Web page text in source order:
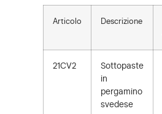
Articolo Descrizione
21CV2
Sottopaste
in
pergamino
svedese